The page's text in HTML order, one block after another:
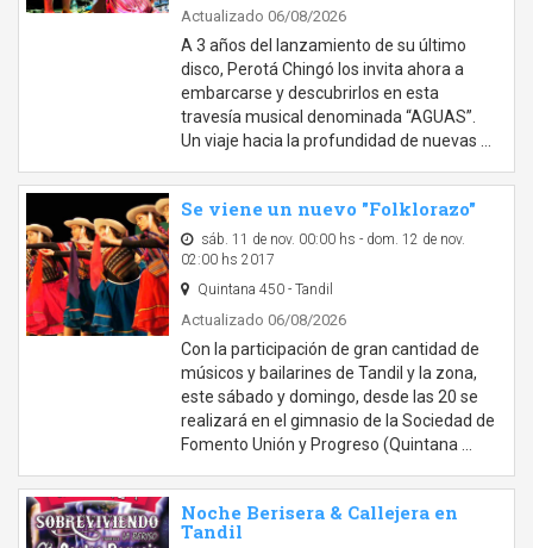
Actualizado 06/08/2026
A 3 años del lanzamiento de su último
disco, Perotá Chingó los invita ahora a
embarcarse y descubrirlos en esta
travesía musical denominada “AGUAS”.
Un viaje hacia la profundidad de nuevas …
Se viene un nuevo "Folklorazo"
sáb. 11 de nov. 00:00 hs - dom. 12 de nov.
02:00 hs 2017
Quintana 450 - Tandil
Actualizado 06/08/2026
Con la participación de gran cantidad de
músicos y bailarines de Tandil y la zona,
este sábado y domingo, desde las 20 se
realizará en el gimnasio de la Sociedad de
Fomento Unión y Progreso (Quintana …
Noche Berisera & Callejera en
Tandil